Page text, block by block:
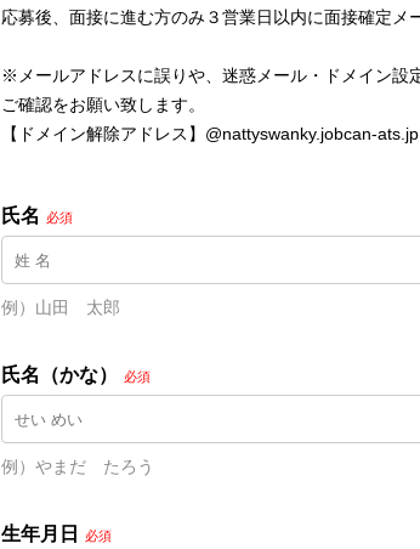
応募後、面接に進む方のみ３営業日以内に面接確定メ
※メールアドレスに誤りや、迷惑メール・ドメイン設
ご確認をお願い致します。
【ドメイン解除アドレス】@nattyswanky.jobcan-ats.jp
氏名 必須
例）山田　太郎
氏名（かな） 必須
例）やまだ　たろう
生年月日 必須